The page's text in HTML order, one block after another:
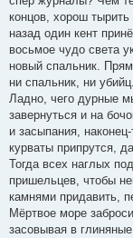
концов, хорош
назад один кент
восьмое чудо света
новый спальник.
ни спальник, ни убийц.
Ладно, чего дурные
завернуться и на
и засыпания,
курваты припрутся,
Тогда всех наглых
пришельцев, чтобы
камнями придавить,
Мёртвое море
засовывая в